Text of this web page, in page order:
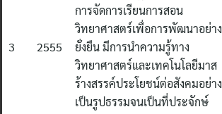
3 2555
การจัดการเรียนการสอน
วิทยาศาสตร์เพื่อการพัฒนาอย่าง
ยั่งยืน มีการนำความรู้ทาง
วิทยาศาสตร์และเทคโนโลยีมาส
ร้างสรรค์ประโยชน์ต่อสังคมอย่าง
เป็นรูปธรรมจนเป็นที่ประจักษ์